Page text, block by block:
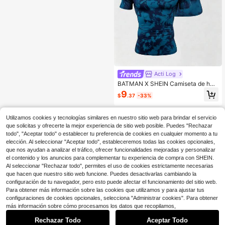
Acti Log
BATMAN X SHEIN Camiseta de ho
mbre de cuello redondo con estamp
ado tie-dye, plisada, corte slim fit, v
ersátil para uso diario, casual y dep
$9.37 -33%
Utilizamos cookies y tecnologías similares en nuestro sitio web para brindar el servicio
que solicitas y ofrecerte la mejor experiencia de sitio web posible. Puedes "Rechazar
todo", "Aceptar todo" o establecer tu preferencia de cookies en cualquier momento a tu
elección. Al seleccionar "Aceptar todo", estableceremos todas las cookies opcionales,
que nos ayudan a analizar el tráfico, ofrecer funcionalidades mejoradas y personalizar
el contenido y los anuncios para complementar tu experiencia de compra con SHEIN.
Al seleccionar "Rechazar todo", permites el uso de cookies estrictamente necesarias
que hacen que nuestro sitio web funcione. Puedes desactivarlas cambiando la
configuración de tu navegador, pero esto puede afectar el funcionamiento del sitio web.
Para obtener más información sobre las cookies que utilizamos y para ajustar tus
configuraciones de cookies opcionales, selecciona "Administrar cookies". Para obtener
más información sobre cómo procesamos los datos que recopilamos,
Rechazar Todo Aceptar Todo